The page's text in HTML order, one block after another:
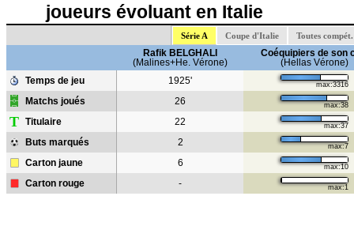
joueurs évoluant en Italie
Série A Coupe d'Italie Toutes compét.
Rafik BELGHALI
(Malines+He. Vérone)
Coéquipiers de son
(Hellas Vérone)
Temps de jeu
1925' max:3316
Matchs joués 26 max:38
T Titulaire 22 max:37
Buts marqués 2 max:7
Carton jaune 6 max:10
Carton rouge - max:1